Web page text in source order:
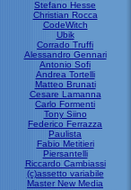
Stefano Hesse
Christian Rocca
CodeWitch
Ubik
Corrado Truffi
Alessandro Gennari
Antonio Sofi
Andrea Tortelli
Matteo Brunati
Cesare Lamanna
Carlo Formenti
Tony Siino
Federico Ferrazza
Paulista
Fabio Metitieri
Piersantelli
Riccardo Cambiassi
(c)assetto variabile
Master New Media